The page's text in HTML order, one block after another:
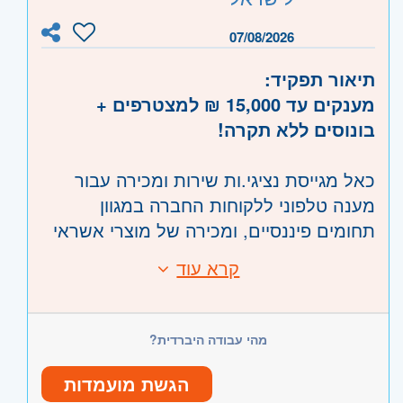
* אפשרויות קידום נרחבות
ועוד המון תנאים שווים שלא תמצאו בשום
מקום אחר!
הצטרפו לצוות מנצח בחברה מובילה!
- ראשון לציון ונס- ציונה, רמלה לוד,
רחובות, יבנה07/08/2026
תיאור תפקיד:
מענקים עד 15,000 ₪ למצטרפים +
בונוסים ללא תקרה!
כאל מגייסת נציגי.ות שירות ומכירה עבור
מענה טלפוני ללקוחות החברה במגוון
תחומים פיננסיים, ומכירה של מוצרי אשראי
עבודה בבניין משרדים הייטקיסטי חדש
מהרכבת הקלה – גבול רמת גן בני ברק!
*קיימת אופציה למשרת סטודנט גמישה
ניסיון קודם – יתרון
תודעת שירות גבוהה
משרה מלאה,משרה חלקית,
קרא עוד
מהי עבודה היברדית?
הגשת מועמדות